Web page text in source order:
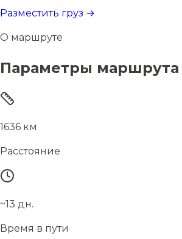
Разместить груз →
О маршруте
Параметры маршрута
1636 км
Расстояние
~13 дн.
Время в пути